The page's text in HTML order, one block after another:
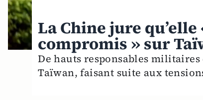
La Chine jure
compromis » sur
De hauts responsables
Taïwan, faisant suite aux